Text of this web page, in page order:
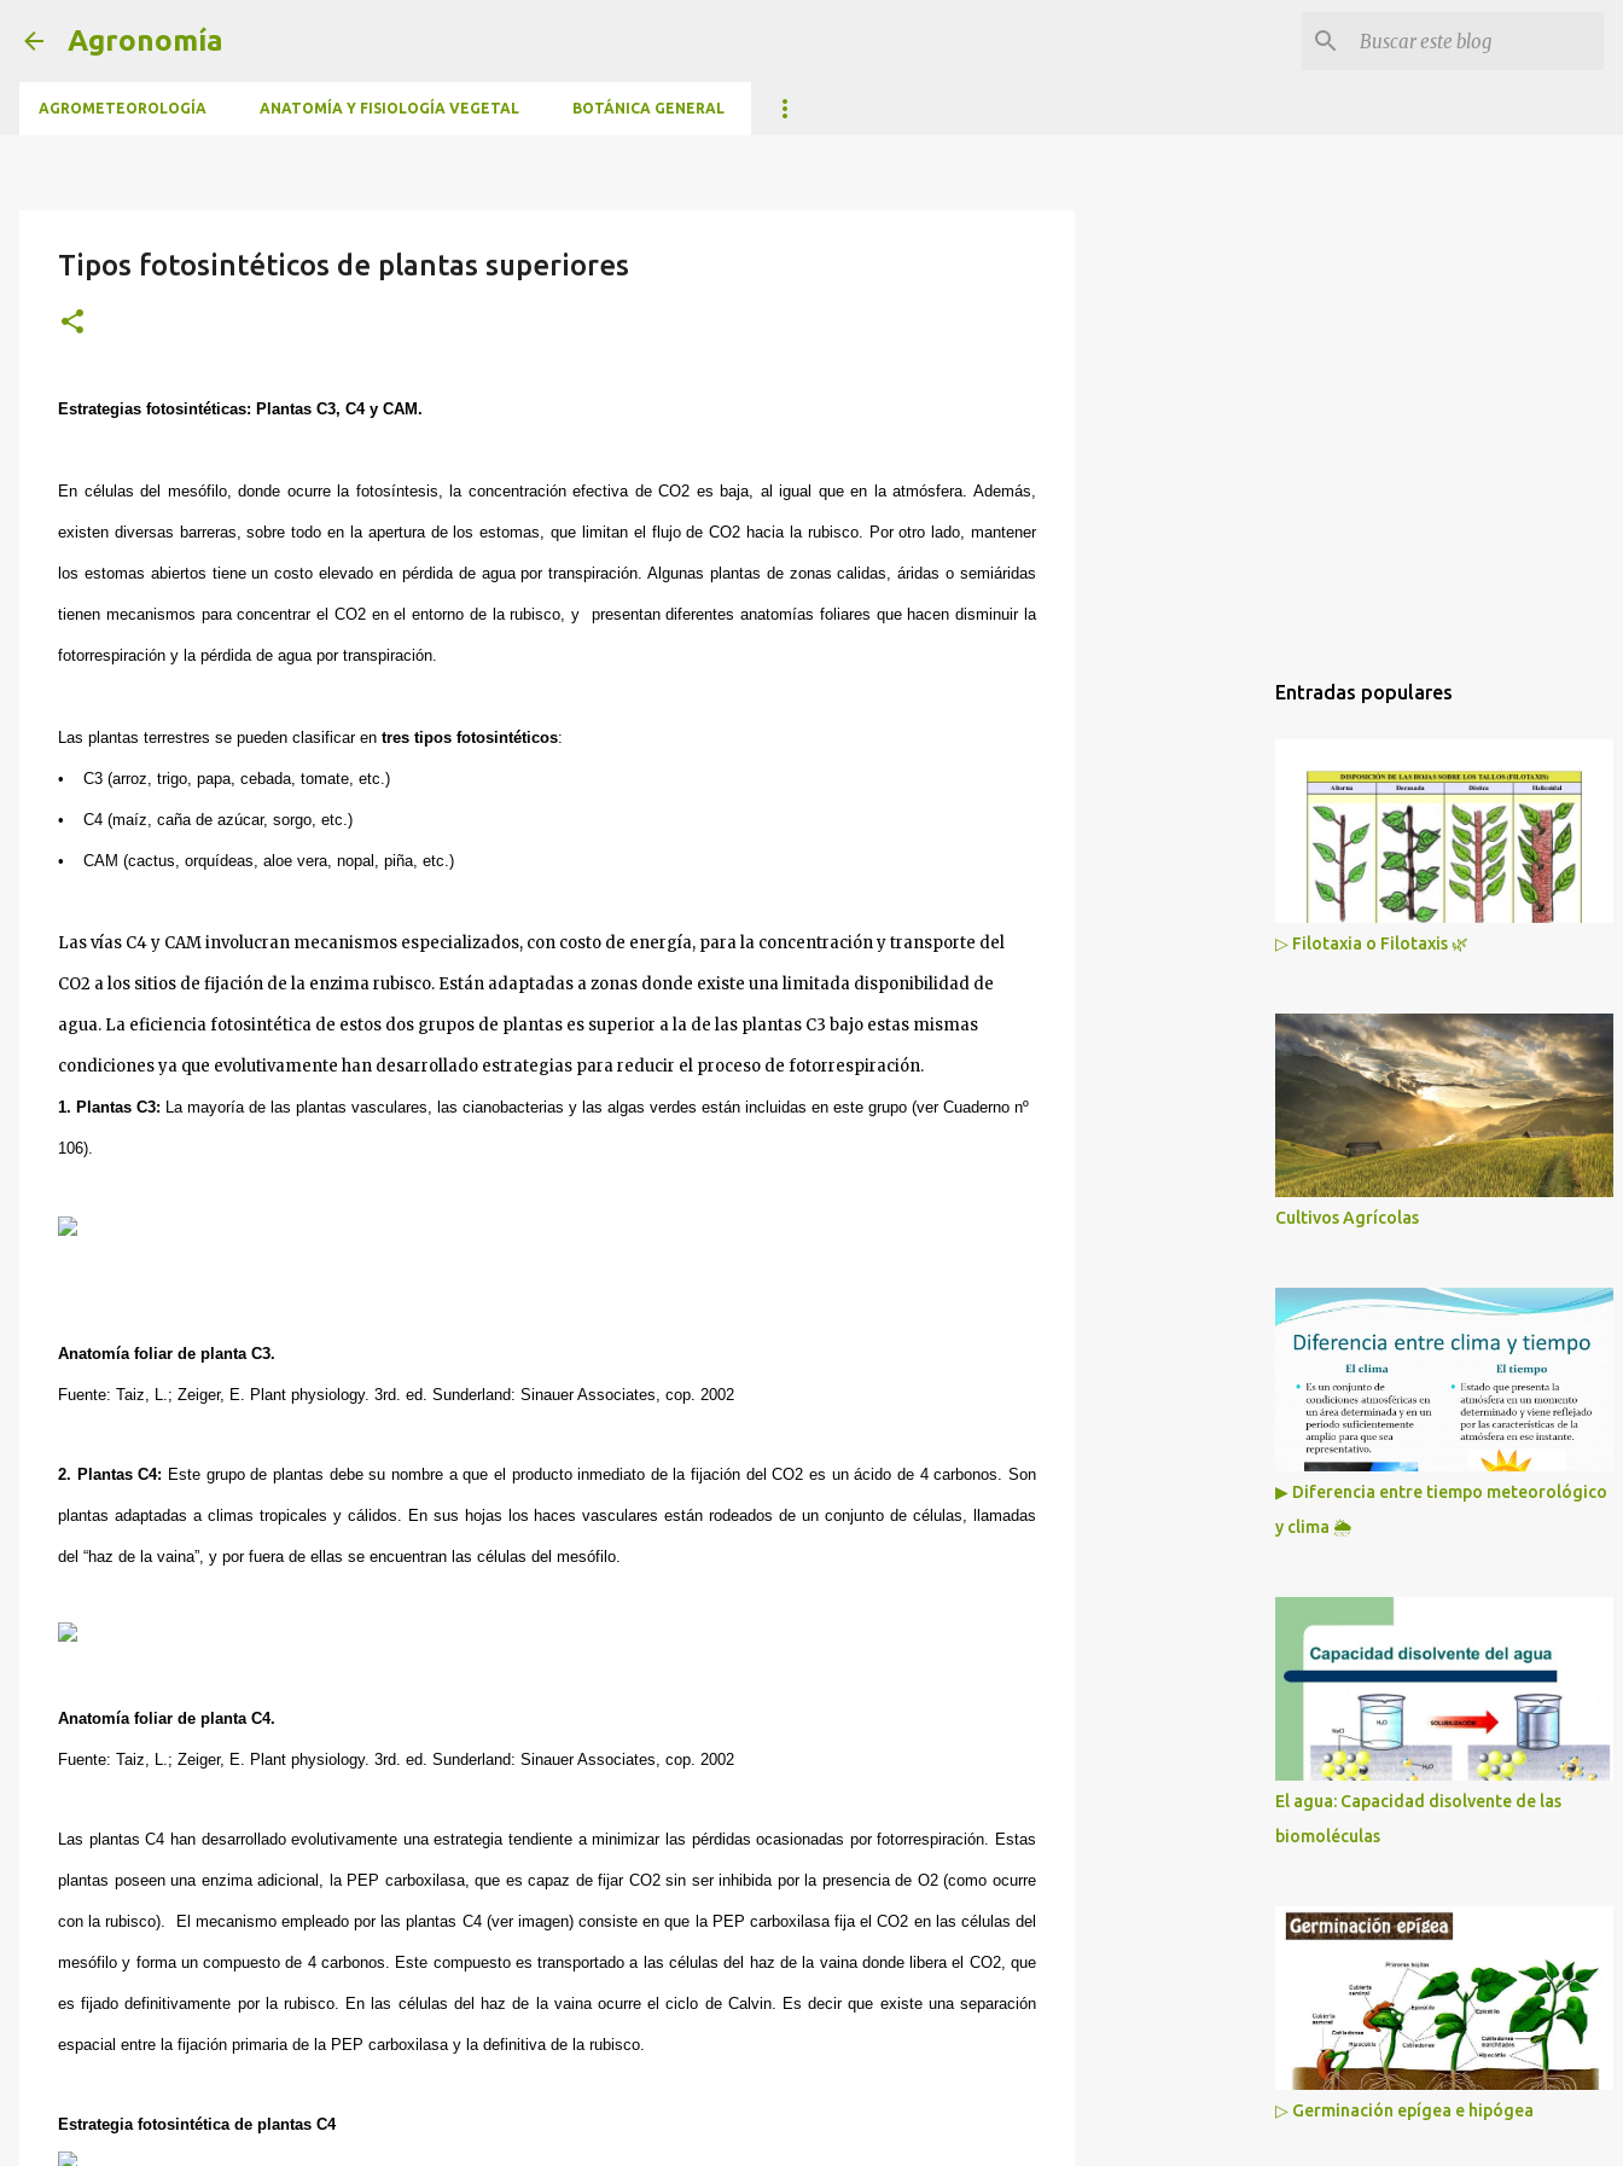
Agronomía
AGROMETEOROLOGÍA ANATOMÍA Y FISIOLOGÍA VEGETAL BOTÁNICA GENERAL
Tipos fotosintéticos de plantas superiores
Estrategias fotosintéticas: Plantas C3, C4 y CAM.
En células del mesófilo, donde ocurre la fotosíntesis, la concentración efectiva de CO2 es baja, al igual que en la atmósfera. Además,
existen diversas barreras, sobre todo en la apertura de los estomas, que limitan el flujo de CO2 hacia la rubisco. Por otro lado, mantener
los estomas abiertos tiene un costo elevado en pérdida de agua por transpiración. Algunas plantas de zonas calidas, áridas o semiáridas
tienen mecanismos para concentrar el CO2 en el entorno de la rubisco, y presentan diferentes anatomías foliares que hacen disminuir la
fotorrespiración y la pérdida de agua por transpiración.
Las plantas terrestres se pueden clasificar en tres tipos fotosintéticos:
• C3 (arroz, trigo, papa, cebada, tomate, etc.)
• C4 (maíz, caña de azúcar, sorgo, etc.)
• CAM (cactus, orquídeas, aloe vera, nopal, piña, etc.)
Las vías C4 y CAM involucran mecanismos especializados, con costo de energía, para la concentración y transporte del
CO2 a los sitios de fijación de la enzima rubisco. Están adaptadas a zonas donde existe una limitada disponibilidad de
agua. La eficiencia fotosintética de estos dos grupos de plantas es superior a la de las plantas C3 bajo estas mismas
condiciones ya que evolutivamente han desarrollado estrategias para reducir el proceso de fotorrespiración.
1. Plantas C3: La mayoría de las plantas vasculares, las cianobacterias y las algas verdes están incluidas en este grupo (ver Cuaderno nº
106).
Anatomía foliar de planta C3.
Fuente: Taiz, L.; Zeiger, E. Plant physiology. 3rd. ed. Sunderland: Sinauer Associates, cop. 2002
2. Plantas C4: Este grupo de plantas debe su nombre a que el producto inmediato de la fijación del CO2 es un ácido de 4 carbonos. Son
plantas adaptadas a climas tropicales y cálidos. En sus hojas los haces vasculares están rodeados de un conjunto de células, llamadas
del “haz de la vaina”, y por fuera de ellas se encuentran las células del mesófilo.
Anatomía foliar de planta C4.
Fuente: Taiz, L.; Zeiger, E. Plant physiology. 3rd. ed. Sunderland: Sinauer Associates, cop. 2002
Las plantas C4 han desarrollado evolutivamente una estrategia tendiente a minimizar las pérdidas ocasionadas por fotorrespiración. Estas
plantas poseen una enzima adicional, la PEP carboxilasa, que es capaz de fijar CO2 sin ser inhibida por la presencia de O2 (como ocurre
con la rubisco). El mecanismo empleado por las plantas C4 (ver imagen) consiste en que la PEP carboxilasa fija el CO2 en las células del
mesófilo y forma un compuesto de 4 carbonos. Este compuesto es transportado a las células del haz de la vaina donde libera el CO2, que
es fijado definitivamente por la rubisco. En las células del haz de la vaina ocurre el ciclo de Calvin. Es decir que existe una separación
espacial entre la fijación primaria de la PEP carboxilasa y la definitiva de la rubisco.
Estrategia fotosintética de plantas C4
Entradas populares
▷ Filotaxia o Filotaxis 🌿
Cultivos Agrícolas
▶ Diferencia entre tiempo meteorológico
y clima 🌦️
El agua: Capacidad disolvente de las
biomoléculas
▷ Germinación epígea e hipógea